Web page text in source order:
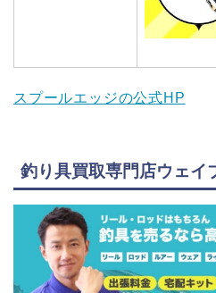
スプールエッジの公式HP
釣り具買取専門店ウェイ